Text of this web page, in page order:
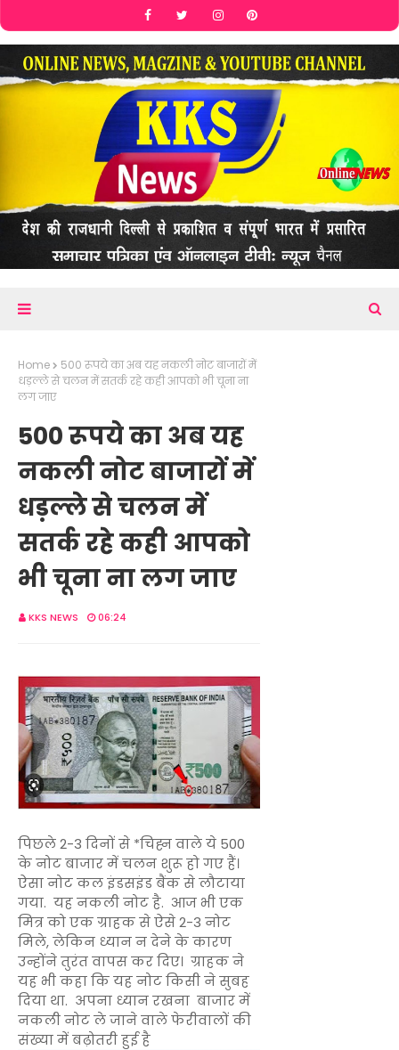
Home
500 रूपये का अब यह नकली नोट बाजारों में
धड़ल्ले से चलन में सतर्क रहे कही आपको भी चूना ना
लग जाए
500 रूपये का अब यह
नकली नोट बाजारों में
धड़ल्ले से चलन में
सतर्क रहे कही आपको
भी चूना ना लग जाए
KKS NEWS 06:24
पिछले 2-3 दिनों से *चिह्न वाले ये 500
के नोट बाजार में चलन शुरू हो गए हैं।
ऐसा नोट कल इंडसइंड बैंक से लौटाया
गया. यह नकली नोट है. आज भी एक
मित्र को एक ग्राहक से ऐसे 2-3 नोट
मिले, लेकिन ध्यान न देने के कारण
उन्होंने तुरंत वापस कर दिए। ग्राहक ने
यह भी कहा कि यह नोट किसी ने सुबह
दिया था. अपना ध्यान रखना बाजार में
नकली नोट ले जाने वाले फेरीवालों की
संख्या में बढ़ोतरी हुई है